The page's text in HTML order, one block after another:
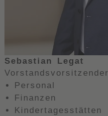
Sebastian Legat
Vorstandsvorsitzender
Personal
Finanzen
Kindertagesstätten